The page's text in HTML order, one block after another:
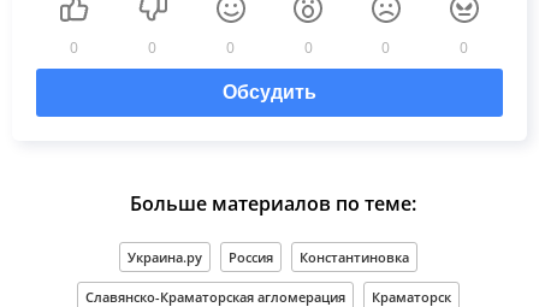
0 0 0 0 0 0
Обсудить
Больше материалов по теме:
Украина.ру Россия Константиновка
Славянско-Краматорская агломерация Краматорск